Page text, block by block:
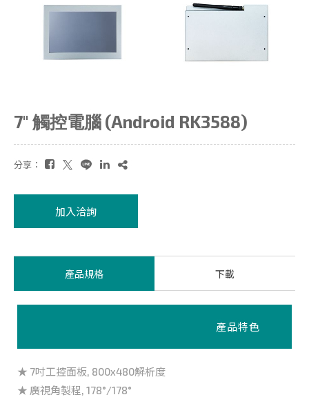
7" 觸控電腦 (Android RK3588)
分享：
加入洽詢
產品規格 下載
產品特色
★ 7吋工控面板, 800x480解析度
★ 廣視角製程, 178°/178°